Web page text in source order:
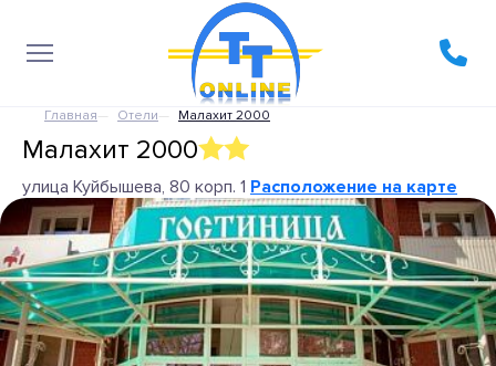
Главная Отели Малахит 2000
Малахит 2000
улица Куйбышева, 80 корп. 1 Расположение на карте